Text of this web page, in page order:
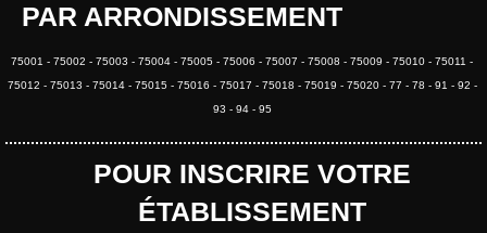
PAR ARRONDISSEMENT
75001 75002 75003 75004 75005 75006 75007 75008 75009 75010
75011
75012
75013 75014 75015 75016 75017 75018 75019 75020 77 78 91
92
93
94 95
POUR INSCRIRE VOTRE
ÉTABLISSEMENT